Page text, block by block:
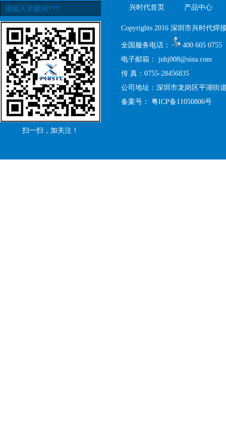
扫一扫，加关注！
兴时代首页 产品中心
Copyrights 2016 深圳市兴时代焊
全国服务电话：
400 605 0755
电子邮箱： jnhj008@sina.com
传 真：0755-28456835
公司地址：深圳市龙岗区平湖街
备案号： 粤ICP备11050806号